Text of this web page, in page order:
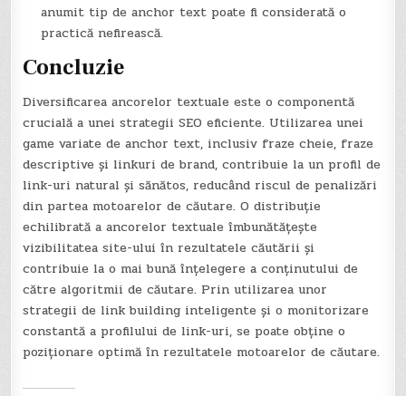
anumit tip de anchor text poate fi considerată o
practică nefirească.
Concluzie
Diversificarea ancorelor textuale este o componentă
crucială a unei strategii SEO eficiente. Utilizarea unei
game variate de anchor text, inclusiv fraze cheie, fraze
descriptive și linkuri de brand, contribuie la un profil de
link-uri natural și sănătos, reducând riscul de penalizări
din partea motoarelor de căutare. O distribuție
echilibrată a ancorelor textuale îmbunătățește
vizibilitatea site-ului în rezultatele căutării și
contribuie la o mai bună înțelegere a conținutului de
către algoritmii de căutare. Prin utilizarea unor
strategii de link building inteligente și o monitorizare
constantă a profilului de link-uri, se poate obține o
poziționare optimă în rezultatele motoarelor de căutare.